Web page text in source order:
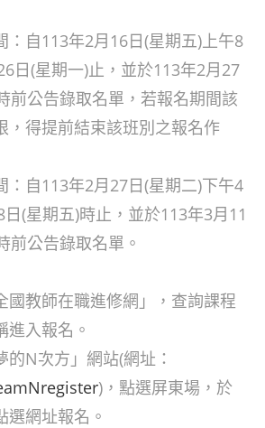
：自113年2月16日(星期五)上午8
日(星期一)止，並於113年2月27
前公告錄取名單，若報名期間該
，得提前結束該班別之報名作
：自113年2月27日(星期二)下午4
(星期五)時止，並於113年3月11
前公告錄取名單。
國教師在職進修網」，查詢課程
進入報名。
的N次方」網站(網址：
)，點選屏東場，於
選網址報名。